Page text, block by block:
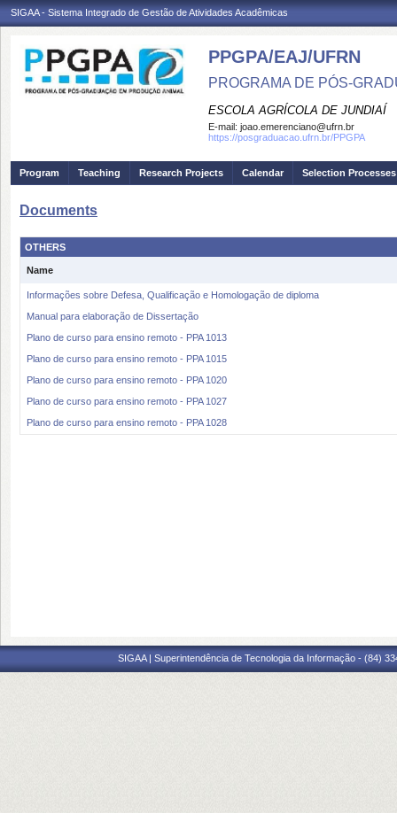
SIGAA - Sistema Integrado de Gestão de Atividades Acadêmicas
PPGPA/EAJ/UFRN
PROGRAMA DE PÓS-
ESCOLA AGRÍCOLA DE JUNDIAÍ
E-mail: joao.emerenciano@ufrn.br
https://posgraduacao.ufrn.br/PPGPA
Program Teaching Research Projects Calendar Selection Processes
Documents
OTHERS
Name
Informações sobre Defesa, Qualificação e Homologação de diploma
Manual para elaboração de Dissertação
Plano de curso para ensino remoto - PPA 1013
Plano de curso para ensino remoto - PPA 1015
Plano de curso para ensino remoto - PPA 1020
Plano de curso para ensino remoto - PPA 1027
Plano de curso para ensino remoto - PPA 1028
SIGAA | Superintendência de Tecnologia da Informação - (84)